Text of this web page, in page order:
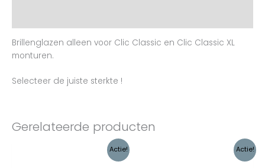
Brillenglazen alleen voor Clic Classic en Clic Classic XL
monturen.
Selecteer de juiste sterkte !
Gerelateerde producten
Actie! Actie!
Oorspronkelijke